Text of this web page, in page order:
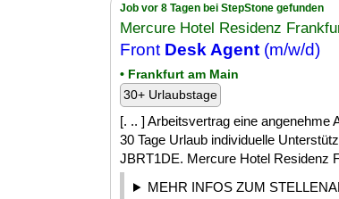
Job vor 8 Tagen bei StepStone gefunden
Mercure Hotel Residenz
Front Desk Agent (m/w/d)
• Frankfurt am Main
30+ Urlaubstage
[. .. ] Arbeitsvertrag eine angenehme
30 Tage Urlaub individuelle
JBRT1DE. Mercure Hotel Residenz
MEHR INFOS ZUM